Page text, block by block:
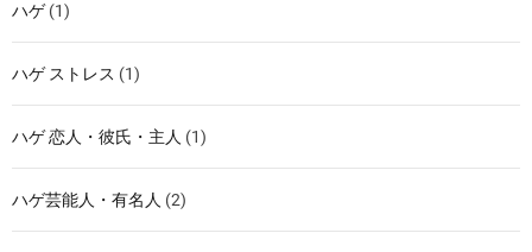
ハゲ(1)
ハゲ ストレス (1)
ハゲ 恋人・彼氏・主人 (1)
ハゲ芸能人・有名人 (2)